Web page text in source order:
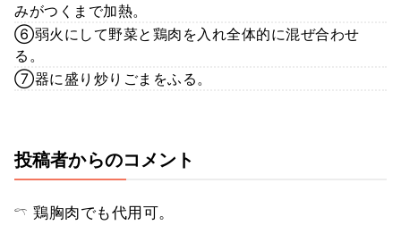
みがつくまで加熱。
⑥弱火にして野菜と鶏肉を入れ全体的に混ぜ合わせ
る。
⑦器に盛り炒りごまをふる。
投稿者からのコメント
𓍼 鶏胸肉でも代用可。